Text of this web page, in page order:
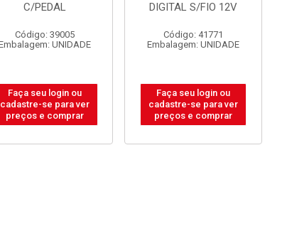
C/PEDAL
Código: 39005
UNIDADE
Faça seu login ou
cadastre-se para ver
preços e comprar
DIGITAL S/FIO 12V
Código: 41771
Embalagem: UNIDADE
Faça seu login ou
cadastre-se para ver
preços e comprar